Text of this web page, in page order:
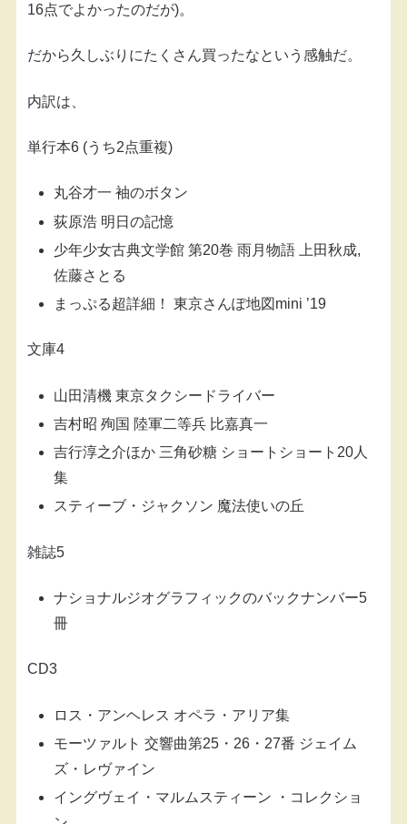
16点でよかったのだが)。
だから久しぶりにたくさん買ったなという感触だ。
内訳は、
単行本6 (うち2点重複)
丸谷才一 袖のボタン
荻原浩 明日の記憶
少年少女古典文学館 第20巻 雨月物語 上田秋成,
佐藤さとる
まっぷる超詳細！ 東京さんぽ地図mini ’19
文庫4
山田清機 東京タクシードライバー
吉村昭 殉国 陸軍二等兵 比嘉真一
吉行淳之介ほか 三角砂糖 ショートショート20人
集
スティーブ・ジャクソン 魔法使いの丘
雑誌5
ナショナルジオグラフィックのバックナンバー5
冊
CD3
ロス・アンヘレス オペラ・アリア集
モーツァルト 交響曲第25・26・27番 ジェイム
ズ・レヴァイン
イングヴェイ・マルムスティーン ・コレクショ